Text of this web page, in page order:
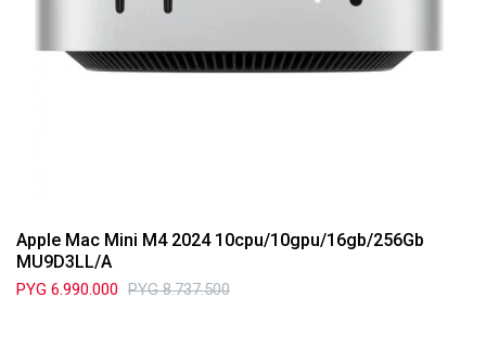
Apple Mac Mini M4 2024 10cpu/10gpu/16gb/256Gb
MU9D3LL/A
PYG 6.990.000 PYG 8.737.500